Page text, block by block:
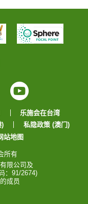
YouTube
乐施会在台湾
)
私隐政策 (澳门)
站地图
所有
限公司及
：91/2674)
成员